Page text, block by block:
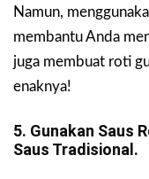
Namun,
membantu Anda
juga membuat roti
enaknya!
5. Gunakan Saus
Saus Tradisional.